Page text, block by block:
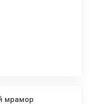
мрамор